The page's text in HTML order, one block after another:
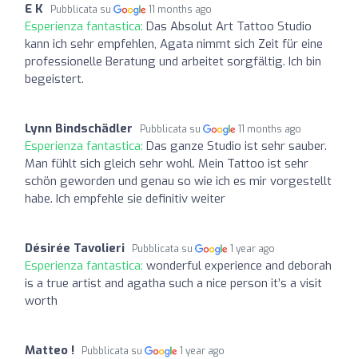
E K Pubblicata su 11 months ago
Esperienza fantastica: Das Absolut Art Tattoo Studio
kann ich sehr empfehlen, Agata nimmt sich Zeit für eine
professionelle Beratung und arbeitet sorgfältig. Ich bin
begeistert.
Lynn Bindschädler Pubblicata su 11 months ago
Esperienza fantastica: Das ganze Studio ist sehr sauber.
Man fühlt sich gleich sehr wohl. Mein Tattoo ist sehr
schön geworden und genau so wie ich es mir vorgestellt
habe. Ich empfehle sie definitiv weiter
Désirée Tavolieri Pubblicata su 1 year ago
Esperienza fantastica: wonderful experience and deborah
is a true artist and agatha such a nice person it’s a visit
worth
Matteo ! Pubblicata su 1 year ago